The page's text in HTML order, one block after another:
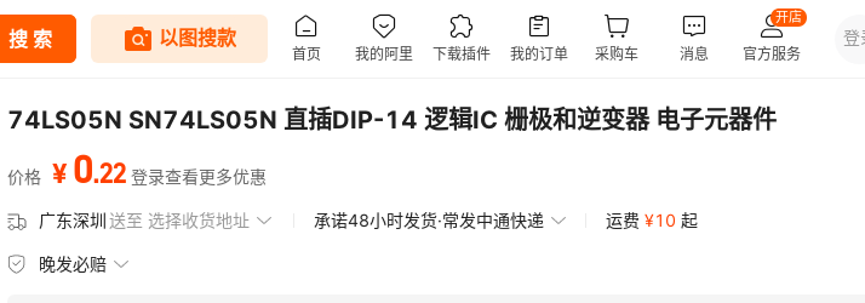
74LS05N SN74LS05N 直插DIP-14 逻辑IC 栅极和逆变器 电子元器件
价格 ¥ 0.22 登录查看更多优惠
广东深圳送至 选择收货地址 承诺48小时发货·常发中通快递 运费 ¥10 起
晚发必赔